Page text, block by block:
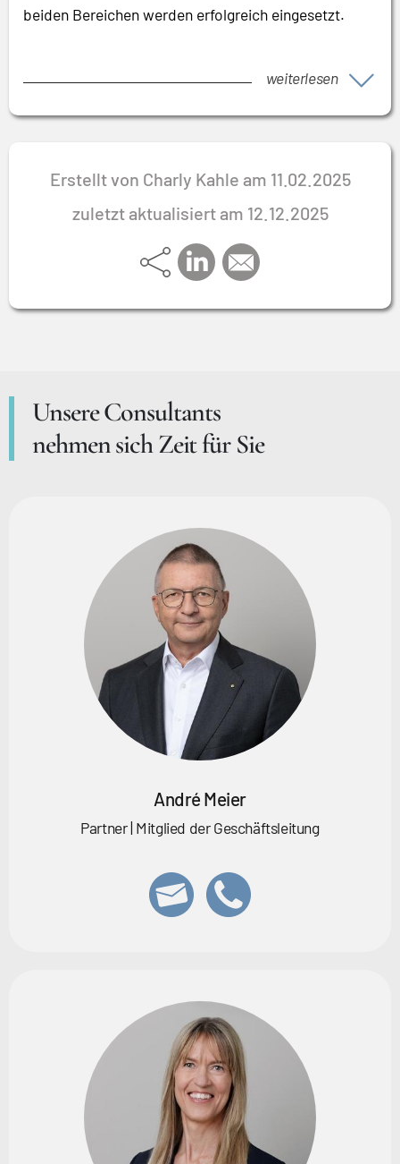
beiden Bereichen werden erfolgreich eingesetzt.
weiterlesen
Erstellt von Charly Kahle am 11.02.2025
zuletzt aktualisiert am 12.12.2025
Unsere Consultants
nehmen sich Zeit für Sie
André Meier
Partner | Mitglied der Geschäftsleitung